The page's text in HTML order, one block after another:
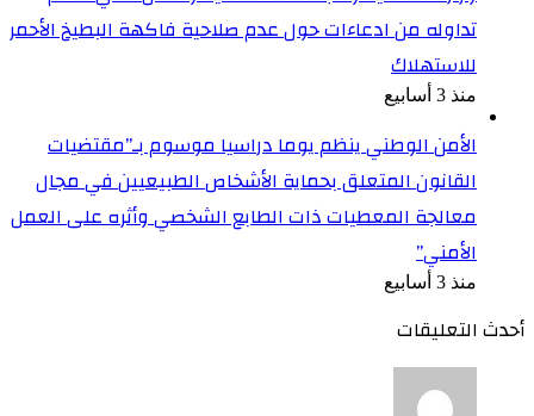
تداوله من ادعاءات حول عدم صلاحية فاكهة البطيخ الأحمر
للاستهلاك
منذ 3 أسابيع
الأمن الوطني ينظم يوما دراسيا موسوم بـ”مقتضيات
القانون المتعلق بحماية الأشخاص الطبيعيين في مجال
معالجة المعطيات ذات الطابع الشخصي وأثره على العمل
الأمني”
منذ 3 أسابيع
أحدث التعليقات